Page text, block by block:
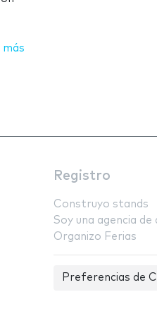
Registro
Construyo stands
Soy una agencia
Organizo Ferias
Preferencias de